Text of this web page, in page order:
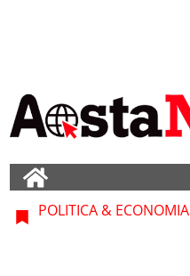
POLITICA & ECONOMIA